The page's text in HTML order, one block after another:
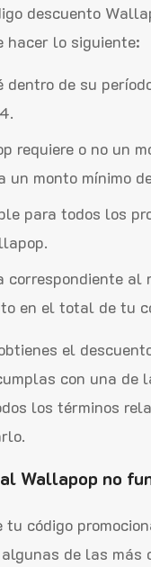
descuento
hacer lo siguiente:
dentro de su
requiere o no un
monto mínimo
para todos los
al
en el total de tu
el
con una de
los términos
Wallapop no
código
de las más